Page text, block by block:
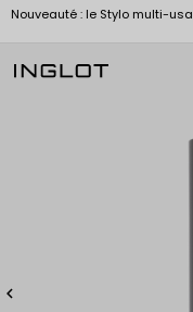
Nouveauté : le Stylo multi-
